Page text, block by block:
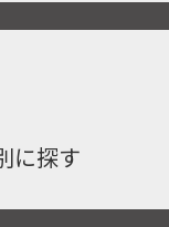
に探す